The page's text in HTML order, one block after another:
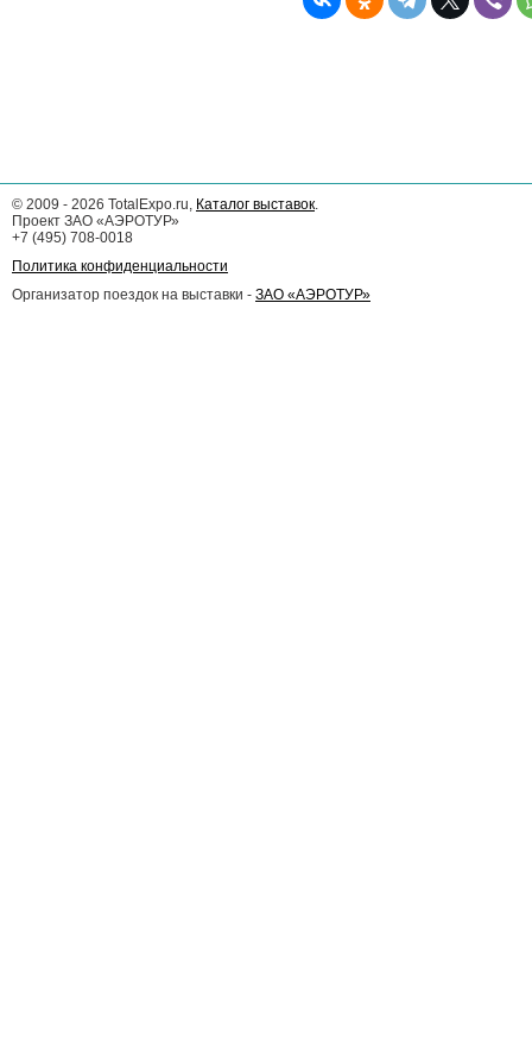
© 2009 - 2026 TotalExpo.ru, Каталог выставок.
Проект ЗАО «АЭРОТУР»
+7 (495) 708-0018
Политика конфиденциальности
Организатор поездок на выставки - ЗАО «АЭРОТУР»